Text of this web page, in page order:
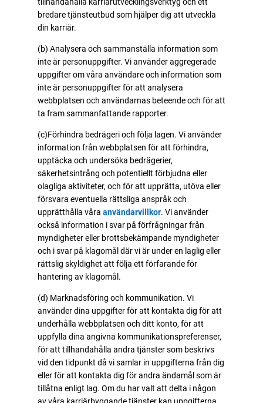
bredare tjänsteutbud som hjälper dig att utveckla
din karriär.
(b) Analysera och sammanställa information som
inte är personuppgifter. Vi använder aggregerade
uppgifter om våra användare och information som
inte är personuppgifter för att analysera
webbplatsen och användarnas beteende och för att
ta fram sammanfattande rapporter.
(c)Förhindra bedrägeri och följa lagen. Vi använder
information från webbplatsen för att förhindra,
upptäcka och undersöka bedrägerier,
säkerhetsintrång och potentiellt förbjudna eller
olagliga aktiviteter, och för att upprätta, utöva eller
försvara eventuella rättsliga anspråk och
upprätthålla våra användarvillkor. Vi använder
också information i svar på förfrågningar från
myndigheter eller brottsbekämpande myndigheter
och i svar på klagomål där vi är under en laglig eller
rättslig skyldighet att följa ett förfarande för
hantering av klagomål.
(d) Marknadsföring och kommunikation. Vi
använder dina uppgifter för att kontakta dig för att
underhålla webbplatsen och ditt konto, för att
uppfylla dina angivna kommunikationspreferenser,
för att tillhandahålla andra tjänster som beskrivs
vid den tidpunkt då vi samlar in uppgifterna från dig
eller för att kontakta dig för andra ändamål som är
tillåtna enligt lag. Om du har valt att delta i någon